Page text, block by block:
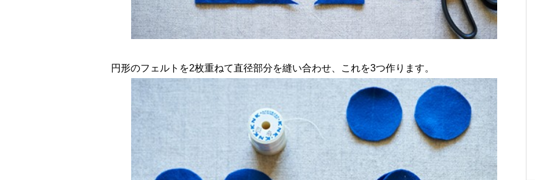
円形のフェルトを2枚重ねて直径部分を縫い合わせ、これを3つ作ります。